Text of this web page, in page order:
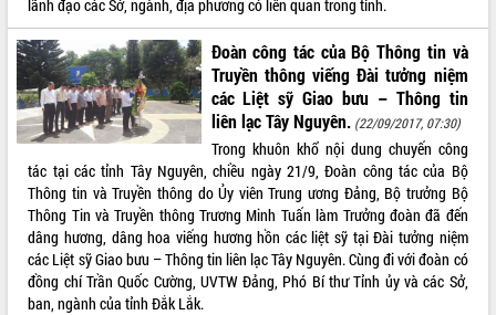
lãnh đạo các Sở, ngành, địa phương có liên quan trong tỉnh.
Đoàn công tác của Bộ Thông tin và
Truyền thông viếng Đài tưởng niệm
các Liệt sỹ Giao bưu – Thông tin
liên lạc Tây Nguyên. (22/09/2017, 07:30)
Trong khuôn khổ nội dung chuyến công
tác tại các tỉnh Tây Nguyên, chiều ngày 21/9, Đoàn công tác của Bộ
Thông tin và Truyền thông do Ủy viên Trung ương Đảng, Bộ trưởng Bộ
Thông Tin và Truyền thông Trương Minh Tuấn làm Trưởng đoàn đã đến
dâng hương, dâng hoa viếng hương hồn các liệt sỹ tại Đài tưởng niệm
các Liệt sỹ Giao bưu – Thông tin liên lạc Tây Nguyên. Cùng đi với đoàn có
đồng chí Trần Quốc Cường, UVTW Đảng, Phó Bí thư Tỉnh ủy và các Sở,
ban, ngành của tỉnh Đắk Lắk.